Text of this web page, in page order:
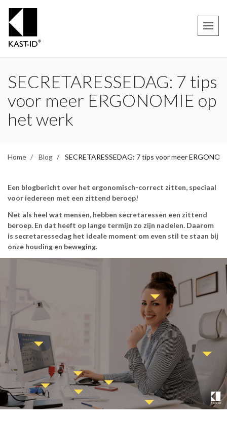
SECRETARESSEDAG: 7 tips
voor meer ERGONOMIE op
het werk
Home Blog SECRETARESSEDAG: 7 tips voor meer
Een blogbericht over het ergonomisch-correct zitten, speciaal
voor iedereen met een zittend beroep!
Net als heel wat mensen, hebben secretaressen een zittend
beroep. En dat heeft op lange termijn zo zijn nadelen. Daarom
is secretaressedag het ideale moment om even stil te staan bij
onze houding en beweging.